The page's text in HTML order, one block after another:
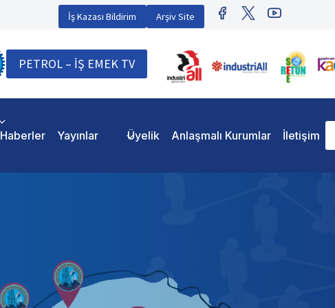
İş Kazası Bildirim Arşiv Site
PETROL – İŞ EMEK TV
Haberler Yayınlar Üyelik Anlaşmalı Kurumlar İletişim